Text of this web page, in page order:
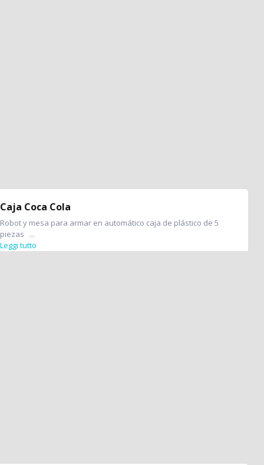
Caja Coca Cola
Robot y mesa para armar en automático caja de plástico de 5
piezas ...
Leggi tutto